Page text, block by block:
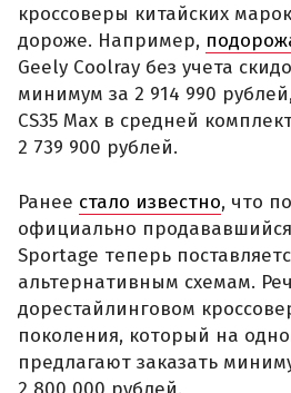
кроссоверы китайских
дороже. Например,
Geely Coolray без учета
минимум за 2 914 990
CS35 Max в средней
2 739 900 рублей.
Ранее стало известно, что
официально продававшийся
Sportage теперь
альтернативным схемам.
дорестайлинговом
поколения, который на
предлагают заказать